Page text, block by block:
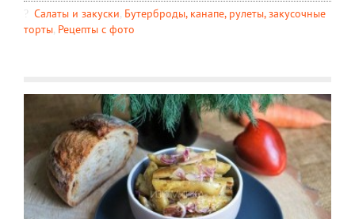
Салаты и закуски, Бутерброды, канапе, рулеты, закусочные
торты, Рецепты c фото